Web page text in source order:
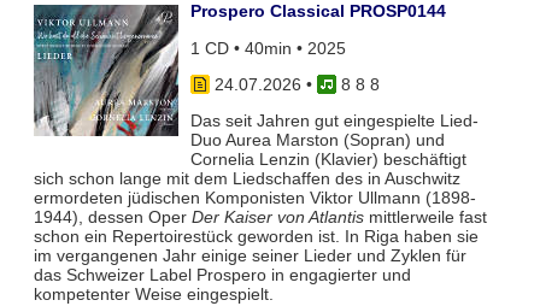
Prospero Classical PROSP0144
1 CD • 40min • 2025
24.07.2026 •
8 8 8
Das seit Jahren gut eingespielte Lied-
Duo Aurea Marston (Sopran) und
Cornelia Lenzin (Klavier) beschäftigt
sich schon lange mit dem Liedschaffen des in Auschwitz
ermordeten jüdischen Komponisten Viktor Ullmann (1898-
1944), dessen Oper Der Kaiser von Atlantismittlerweile fast
schon ein Repertoirestück geworden ist. In Riga haben sie
im vergangenen Jahr einige seiner Lieder und Zyklen für
das Schweizer Label Prospero in engagierter und
kompetenter Weise eingespielt.